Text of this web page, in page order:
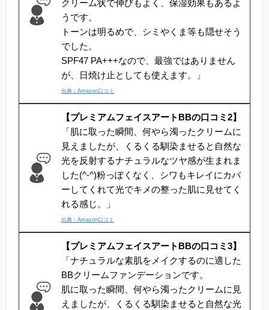
クリーム状で伸びもよく、保湿効果もあるよ
うです。
トーンは明るめで、シミやくま等も隠せそう
でした。
SPF47 PA+++なので、最強ではありません
が、日焼け止としても使えます。」
出典：Amazon口コミ
【プレミアムフェイスアートBBの口コミ2】
「肌に取った瞬間、何やら濁ったクリームに
見えましたが、くるくる馴染ませると自然な
光を反射するナチュラルなツヤ感が生まれま
した(^-^)粉っぽくなく、シワもキレイにカバ
ーしてくれて光でキメの整った肌に見せてく
れる感じ。」
出典：Amazon口コミ
【プレミアムフェイスアートBBの口コミ3】
「ナチュラルな素肌をメイクするのに適した
BBクリームファンデーションです。
肌に取った瞬間、何やら濁ったクリームに見
えましたが、くるくる馴染ませると自然な光